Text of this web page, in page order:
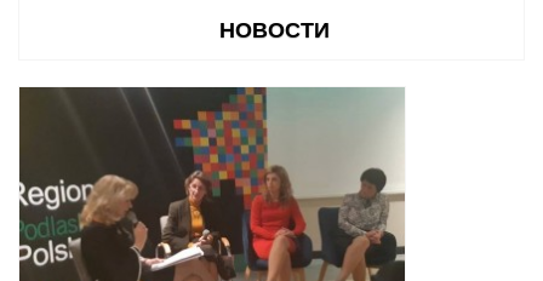
НОВОСТИ